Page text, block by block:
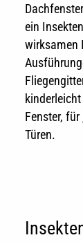
ein
wirksamen
Fenster, für
Türen.